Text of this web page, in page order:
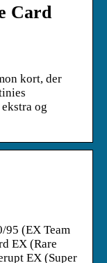
Card
kort, der
og
95 (EX Team
EX (Rare
EX (Super